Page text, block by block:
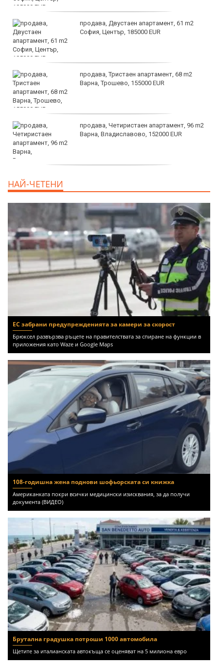
продава, Двустаен апартамент, 61 m2
София, Център, 185000 EUR
продава, Тристаен апартамент, 68 m2
Варна, Трошево, 155000 EUR
продава, Четиристаен апартамент, 96 m2
Варна, Владиславово, 152000 EUR
НАЙ-ЧЕТЕНИ
ЕС забрани предупрежденията за камери за скорост
Брюксел развързва ръцете на правителствата за спиране на функции в
приложения като Waze и Google Maps
108-годишна жена поднови шофьорската си книжка
Американката покри всички медицински изисквания, за да получи
документа (ВИДЕО)
Брутална градушка потроши 1000 автомобила
Щетите за италианската автокъща се оценяват на 5 милиона евро